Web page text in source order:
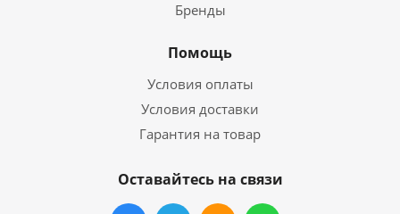
Бренды
Помощь
Условия оплаты
Условия доставки
Гарантия на товар
Оставайтесь на связи